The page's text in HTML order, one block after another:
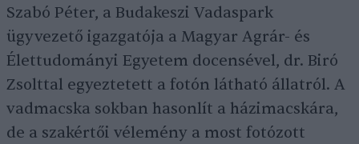
Szabó Péter, a Budakeszi Vadaspark
ügyvezető igazgatója a Magyar Agrár- és
Élettudományi Egyetem docensével, dr. Biró
Zsolttal egyeztetett a fotón látható állatról. A
vadmacska sokban hasonlít a házimacskára,
de a szakértői vélemény a most fotózott